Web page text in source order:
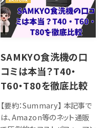
SAMKYO食洗機の口
コミは本当？T40・
T60・T80を徹底比較
【要約：Summary】 本記事で
は、Amazon等のネット通販